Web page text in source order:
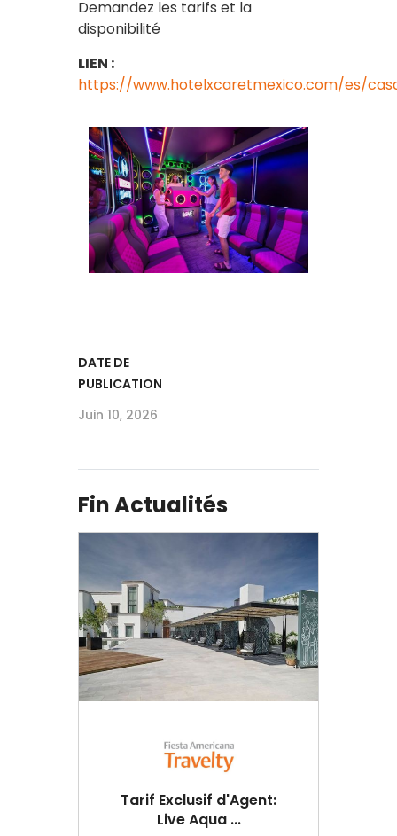
Demandez les tarifs et la
disponibilité
LIEN :
https://www.hotelxcaretmexico.com/es/
DATE DE
PUBLICATION
Juin 10, 2026
Fin Actualités
Tarif Exclusif d'Agent:
Live Aqua ...